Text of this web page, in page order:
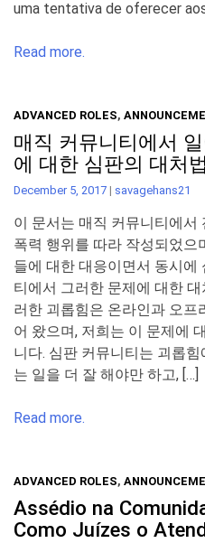
uma tentativa de oferecer
Read more.
ADVANCED ROLES,
매직 커뮤니티에서
에 대한 심판의 대처법
December 5, 2017 | savagehans21
이 문서는 매직 커뮤니티에서
폭력 행위를 따라 작성되었으
들에 대한 대응이면서 동시에
티에서 그러한 문제에 대한
러한 괴롭힘은 온라인과 오프
어 왔으며, 저희는 이 문제에
니다. 심판 커뮤니티는 괴롭
는 일을 더 잘 해야만 하고, […]
Read more.
ADVANCED ROLES,
Assédio na
Como Juízes o